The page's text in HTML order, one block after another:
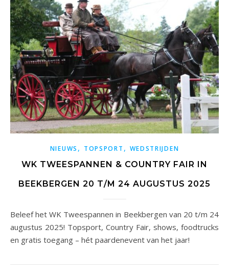
NIEUWS , TOPSPORT , WEDSTRIJDEN
WK TWEESPANNEN & COUNTRY FAIR IN
BEEKBERGEN 20 T/M 24 AUGUSTUS 2025
Beleef het WK Tweespannen in Beekbergen van 20 t/m 24
augustus 2025! Topsport, Country Fair, shows, foodtrucks
en gratis toegang – hét paardenevent van het jaar!